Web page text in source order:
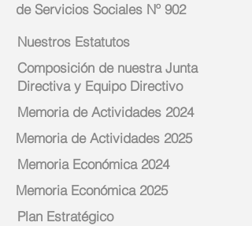
de Servicios Sociales Nº 902
Nuestros Estatutos
Composición de nuestra Junta
Directiva y Equipo Directivo
Memoria de Actividades 2024
Memoria de Actividades 2025
Memoria Económica 2024
Memoria Económica 2025
Plan Estratégico